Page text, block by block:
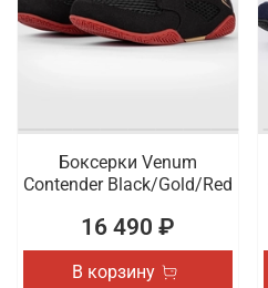
Боксерки Venum
Contender Black/Gold/Red
16 490 ₽
В корзину